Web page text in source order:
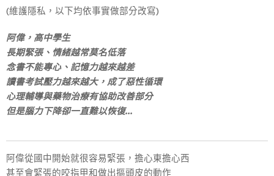
(維護隱私，以下均依事實做部分改寫)
阿偉， 高中學生
長期緊張、情緒越常莫名低落
​念書不能專心、記憶力越來越差
讀書考試壓力越來越大，成了惡性循環
心理輔導與藥物治療有協助改善部分
但是腦力下降卻一直難以恢復...
阿偉從國中開始就很容易緊張，擔心東擔心西
甚至會緊張的咬指甲和做出摳頭皮的動作